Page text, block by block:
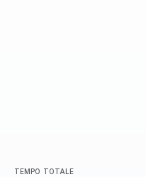
TEMPO TOTALE